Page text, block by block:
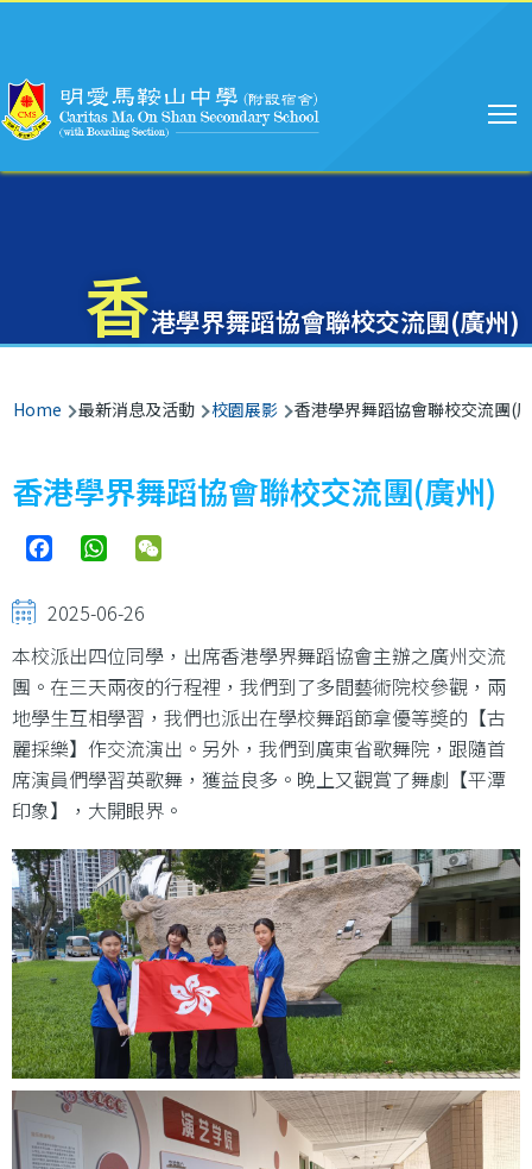
香港學界舞蹈協會聯校交流團(廣州)
Breadcrumb
Home 最新消息及活動 校園展影 香港學界舞蹈協會聯校交流團(
香港學界舞蹈協會聯校交流團(廣州)
FacebookWhatsApp
2025-06-26
本校派出四位同學，出席香港學界舞蹈協會主辦之廣州交流
團。在三天兩夜的行程裡，我們到了多間藝術院校參觀，兩
地學生互相學習，我們也派出在學校舞蹈節拿優等奬的【古
麗採樂】作交流演出。另外，我們到廣東省歌舞院，跟隨首
席演員們學習英歌舞，獲益良多。晚上又觀賞了舞劇【平潭
印象】，大開眼界。